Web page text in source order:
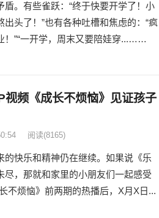
。有些雀跃：“终于快要开学了！小
头了！”也有各种吐槽和焦虑的：“疯
！”“一开学，周末又要陪娃穿...……
视频《成长不烦恼》见证孩子
阅读(8165)
快乐和精神仍在继续。如果说《乐
尽，那就和家里的小朋友们一起感受
不烦恼》前两期的热播后，X月X日...